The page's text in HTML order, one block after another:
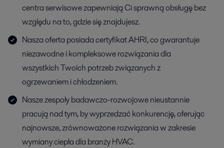
centra serwisowe zapewniają Ci sprawną obsługę bez
względu na to, gdzie się znajdujesz.
Nasza oferta posiada certyfikat AHRI, co gwarantuje
niezawodne i kompleksowe rozwiązania dla
wszystkich Twoich potrzeb związanych z
ogrzewaniem i chłodzeniem.
Nasze zespoły badawczo-rozwojowe nieustannie
pracują nad tym, by wyprzedzać konkurencję, oferując
najnowsze, zrównoważone rozwiązania w zakresie
wymiany ciepła dla branży HVAC.